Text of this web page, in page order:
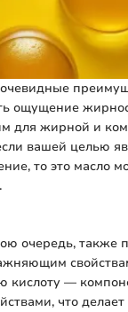
ощущение
для жирной и
вашей целью
то это масло
очередь, также
кислоту —
что делает